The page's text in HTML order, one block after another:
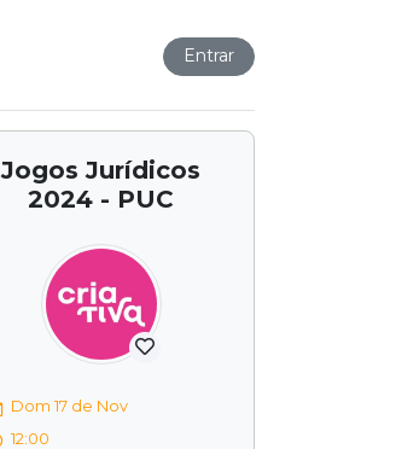
Entrar
Jogos Jurídicos
2024 - PUC
Dom 17 de Nov
12:00